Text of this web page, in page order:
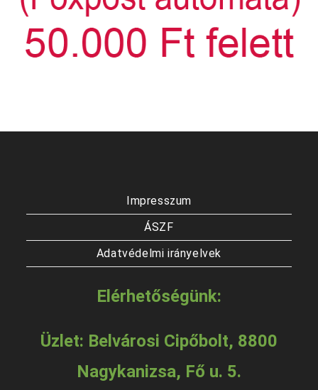
Impresszum
ÁSZF
Adatvédelmi irányelvek
Elérhetőségünk:
Üzlet: Belvárosi Cipőbolt, 8800
Nagykanizsa, Fő u. 5.